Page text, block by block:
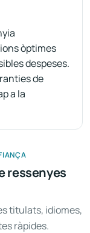
òptimes
despeses.
de
a la
ressenyes
titulats, idiomes,
ràpides.